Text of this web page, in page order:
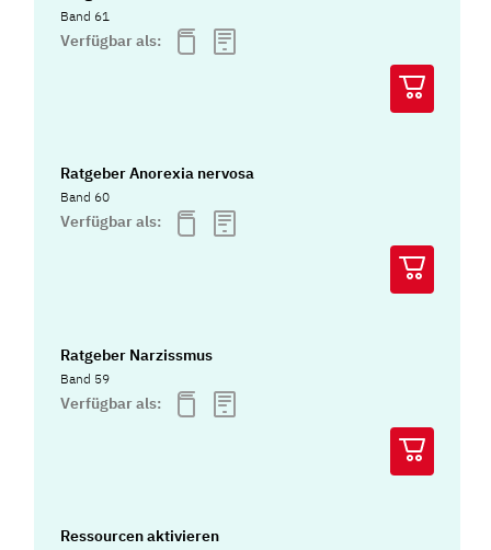
Band 61
Verfügbar als:
Ratgeber Anorexia nervosa
Band 60
Verfügbar als:
Ratgeber Narzissmus
Band 59
Verfügbar als:
Ressourcen aktivieren